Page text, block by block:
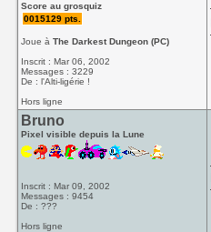
Score au grosquiz
0015129 pts.
Joue àThe Darkest Dungeon (PC)
Inscrit : Mar 06, 2002
Messages : 3229
De : l'Alti-ligérie !
Hors ligne
Bruno
Pixel visible depuis la Lune
Inscrit : Mar 09, 2002
Messages : 9454
De : ???
Hors ligne